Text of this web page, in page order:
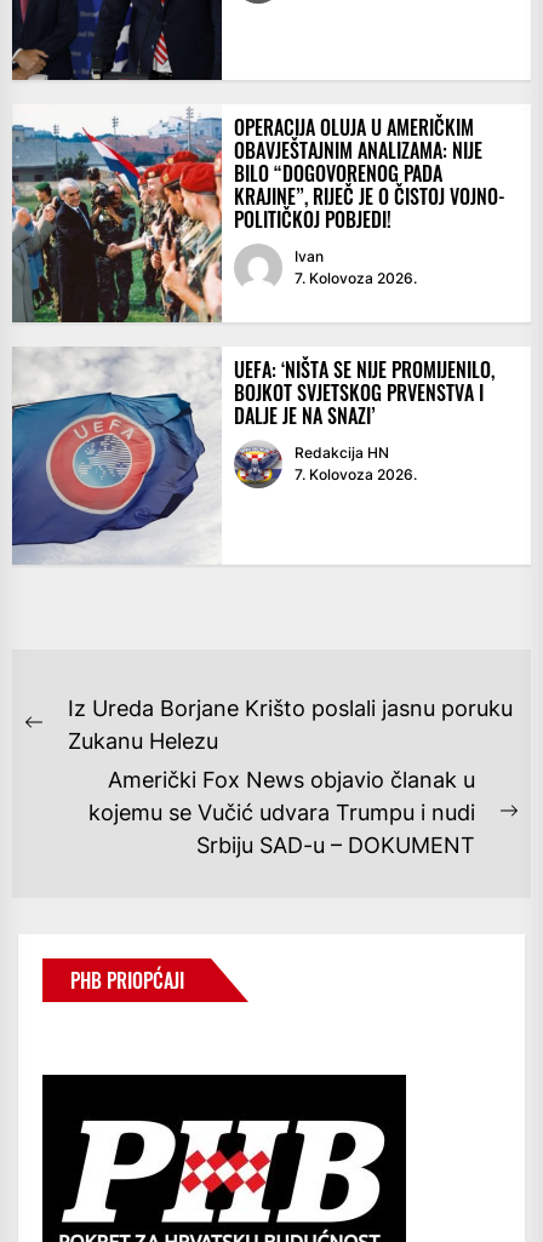
OPERACIJA OLUJA U AMERIČKIM
OBAVJEŠTAJNIM ANALIZAMA: NIJE
BILO “DOGOVORENOG PADA
KRAJINE”, RIJEČ JE O ČISTOJ VOJNO-
POLITIČKOJ POBJEDI!
Ivan
7. Kolovoza 2026.
UEFA: ‘NIŠTA SE NIJE PROMIJENILO,
BOJKOT SVJETSKOG PRVENSTVA I
DALJE JE NA SNAZI’
Redakcija HN
7. Kolovoza 2026.
NAVIGACIJA
OBJAVA
Previous
Iz Ureda Borjane Krišto poslali jasnu poruku
Zukanu Helezu
Američki Fox News objavio članak u
kojemu se Vučić udvara Trumpu i nudi
Srbiju SAD-u – DOKUMENT
PHB PRIOPĆAJI